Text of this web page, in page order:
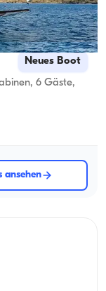
Neues Boot
6 Gäste,
ansehen